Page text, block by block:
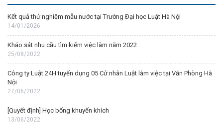
Kết quả thử nghiệm mẫu nước tại Trường Đại học Luật Hà Nội
14/01/2026
Khảo sát nhu cầu tìm kiếm việc làm năm 2022
25/08/2022
Công ty Luật 24H tuyển dụng 05 Cử nhân Luật làm việc tại Văn Phòng Hà
Nội
27/06/2022
[Quyết định] Học bổng khuyến khích
13/06/2022